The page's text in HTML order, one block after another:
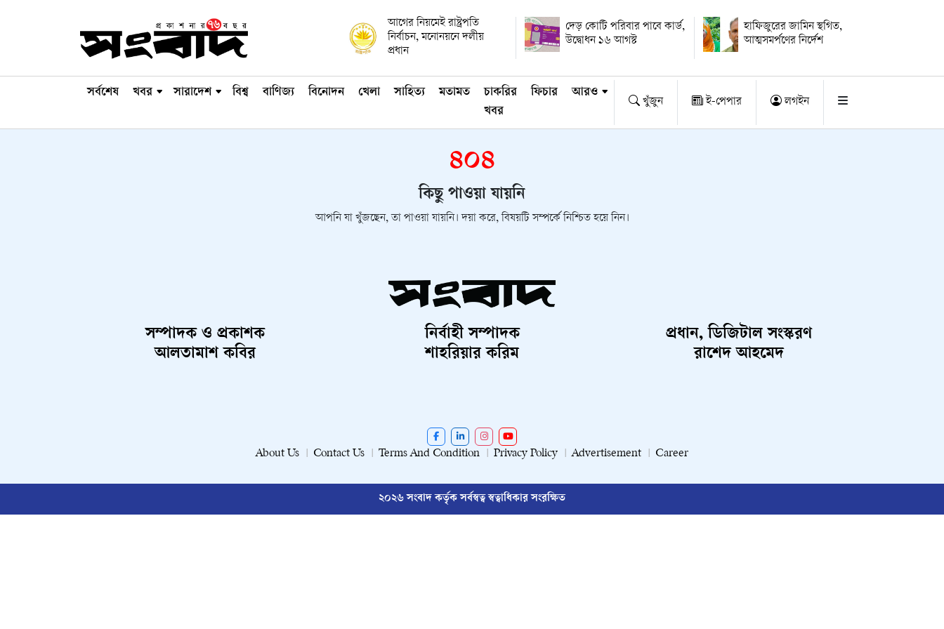
আগের নিয়মেই রাষ্ট্রপতি
নির্বাচন, মনোনয়নে দলীয়
প্রধান
দেড় কোটি পরিবার পাবে কার্ড,
উদ্বোধন ১৬ আগস্ট
হাফিজুরের জামিন স্থগিত,
আত্মসমর্পণের নির্দেশ
সর্বশেষ খবর সারাদেশ বিশ্ব বাণিজ্য বিনোদন খেলা সাহিত্য মতামত
চাকরির
খবর
ফিচার আরও
খুঁজুন ই-পেপার লগইন
৪০৪
কিছু পাওয়া যায়নি
আপনি যা খুঁজছেন, তা পাওয়া যায়নি। দয়া করে, বিষয়টি সম্পর্কে নিশ্চিত হয়ে নিন।
সম্পাদক ও প্রকাশক
আলতামাশ কবির
নির্বাহী সম্পাদক
শাহরিয়ার করিম
প্রধান, ডিজিটাল সংস্করণ
রাশেদ আহমেদ
About Us Contact Us Terms And Condition Privacy Policy Advertisement Career
২০২৬ সংবাদ কর্তৃক সর্বস্বত্ব স্বত্বাধিকার সংরক্ষিত